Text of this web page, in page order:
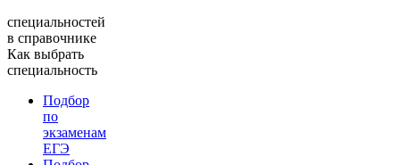
специальностей
в справочнике
Как выбрать
специальность
Подбор
по
экзаменам
ЕГЭ